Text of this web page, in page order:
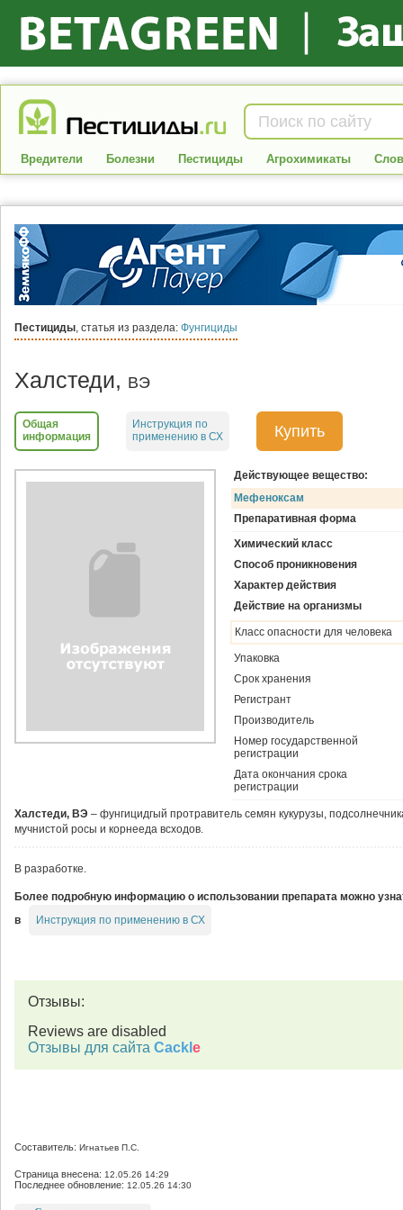
Вредители Болезни Пестициды Агрохимикаты
Пестициды, статья из раздела: Фунгициды
Халстеди, ВЭ
Общая
информация
Инструкция по
применению в СХ
Купить
Действующее вещество:
Мефеноксам
Препаративная форма
Химический класс
Способ проникновения
Характер действия
Действие на организмы
Класс опасности для человека
Упаковка
Срок хранения
Регистрант
Производитель
Номер государственной
регистрации
Дата окончания срока
регистрации
Халстеди, ВЭ – фунгицидгый протравитель семян кукурузы,
мучнистой росы и корнееда всходов.
В разработке.
Более подробную информацию о использовании препарата можно
в
Инструкция по применению в СХ
Отзывы:
Reviews are disabled
Отзывы для сайта Cackl e
Составитель: Игнатьев П.С.
Страница внесена: 12.05.26 14:29
Последнее обновление: 12.05.26 14:30